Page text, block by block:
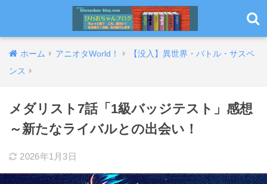
ホーム アニオタWorld！
【没入】異世界・バトル・サスペ
ンス
メダリスト7話「1級バッジテスト」感想
～新たなライバルとの出会い！
2026年1月3日